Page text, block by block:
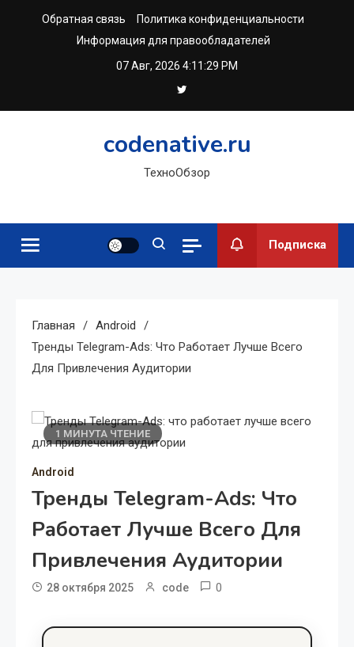
Обратная связь
Политика конфиденциальности
Информация для правообладателей
07 Авг, 2026 4:11:30 PM
codenative.ru
ТехноОбзор
Подписка
Главная
Android
Тренды Telegram-Ads: Что Работает Лучше Всего
Для Привлечения Аудитории
1 МИНУТА ЧТЕНИЕ
Android
Тренды Telegram-Ads: Что
Работает Лучше Всего Для
Привлечения Аудитории
28 октября 2025 code 0